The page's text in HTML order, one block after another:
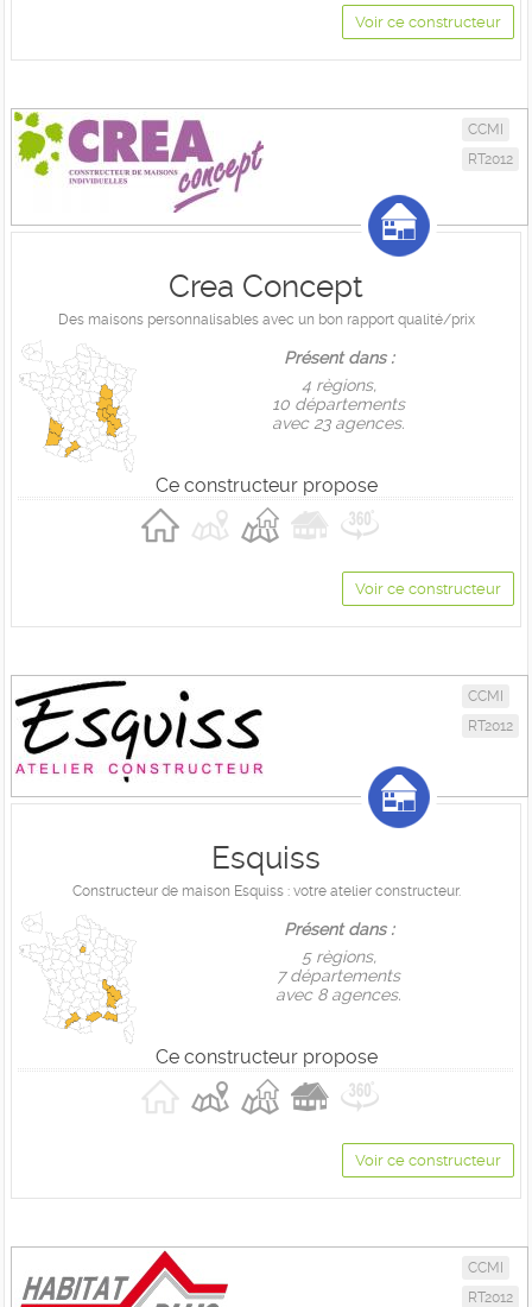
Voir ce constructeur
CCMI
RT2012
Crea Concept
Des maisons personnalisables avec un bon rapport qualité/prix
Présent dans :
4 règions,
10 départements
avec 23 agences.
Ce constructeur propose
Voir ce constructeur
CCMI
RT2012
Esquiss
Constructeur de maison Esquiss : votre atelier constructeur.
Présent dans :
5 règions,
7 départements
avec 8 agences.
Ce constructeur propose
Voir ce constructeur
CCMI
RT2012